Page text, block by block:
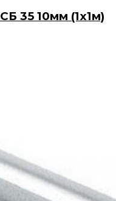
35 10мм (1х1м)